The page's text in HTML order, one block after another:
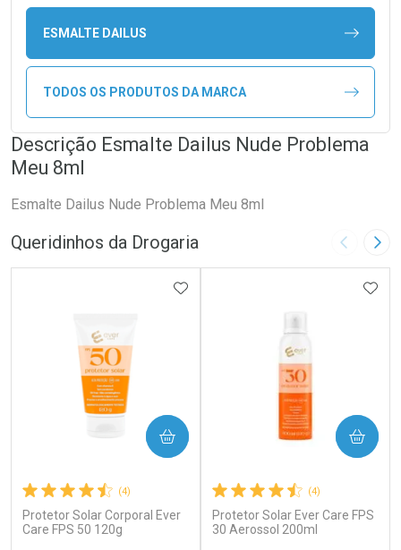
ESMALTE DAILUS
TODOS OS PRODUTOS DA MARCA
Descrição Esmalte Dailus Nude Problema
Meu 8ml
Esmalte Dailus Nude Problema Meu 8ml
Queridinhos da Drogaria Imagem
(4)
Protetor Solar Corporal Ever
Care FPS 50 120g
ADICIONAR AOS FAVORITOS
COMPRAR
(4)
Protetor Solar Ever Care FPS
30 Aerossol 200ml
COMPRAR